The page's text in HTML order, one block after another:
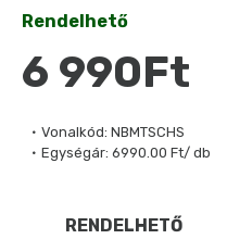
Vonalkód: NBMTSCHS
Egységár: 6990.00 Ft/ db
Rendelhető
6 990Ft
RENDELHETŐ